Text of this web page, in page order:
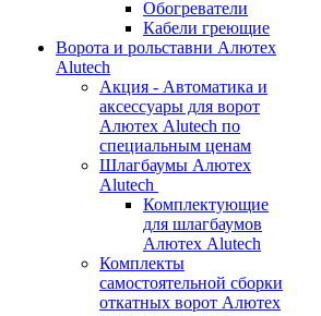
Обогреватели
Кабели греющие
Ворота и рольставни Алютех
Alutech
Акция - Автоматика и
аксессуары для ворот
Алютех Alutech по
специальным ценам
Шлагбаумы Алютех
Alutech
Комплектующие
для шлагбаумов
Алютех Alutech
Комплекты
самостоятельной сборки
откатных ворот Алютех